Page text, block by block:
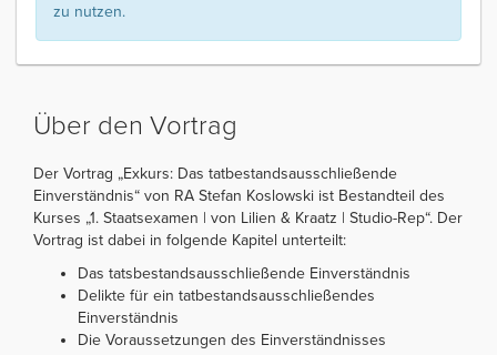
zu nutzen.
Über den Vortrag
Der Vortrag „Exkurs: Das tatbestandsausschließende
Einverständnis“ von RA Stefan Koslowski ist Bestandteil des
Kurses „1. Staatsexamen | von Lilien & Kraatz | Studio-Rep“. Der
Vortrag ist dabei in folgende Kapitel unterteilt:
Das tatsbestandsausschließende Einverständnis
Delikte für ein tatbestandsausschließendes
Einverständnis
Die Voraussetzungen des Einverständnisses